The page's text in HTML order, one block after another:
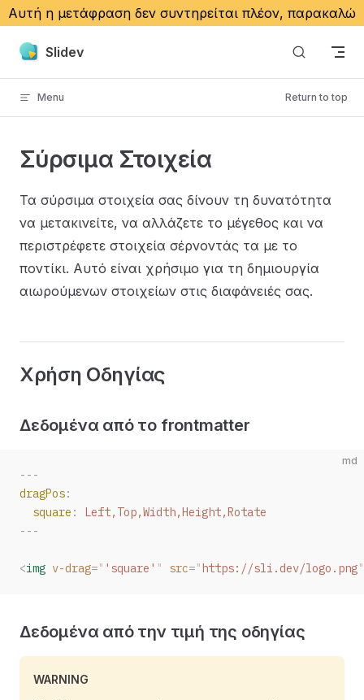
Αυτή η μετάφραση δεν συντηρείται πλέον, παρακαλώ
Skip to content
Slidev
Menu Return to top
Σύρσιμα Στοιχεία
Τα σύρσιμα στοιχεία σας δίνουν τη δυνατότητα
να μετακινείτε, να αλλάζετε το μέγεθος και να
περιστρέφετε στοιχεία σέρνοντάς τα με το
ποντίκι. Αυτό είναι χρήσιμο για τη δημιουργία
αιωρούμενων στοιχείων στις διαφάνειές σας.
Χρήση Οδηγίας
Δεδομένα από το frontmatter
md
---
dragPos:
  square
:
Left,Top,Width,Height,Rotate
---
<img v-drag=" 'square' " src="https://sli.dev/logo.png"
Δεδομένα από την τιμή της οδηγίας
WARNING